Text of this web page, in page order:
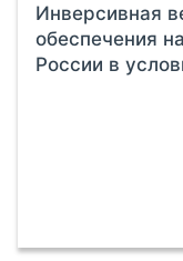
Инверсивная
обеспечения
России в